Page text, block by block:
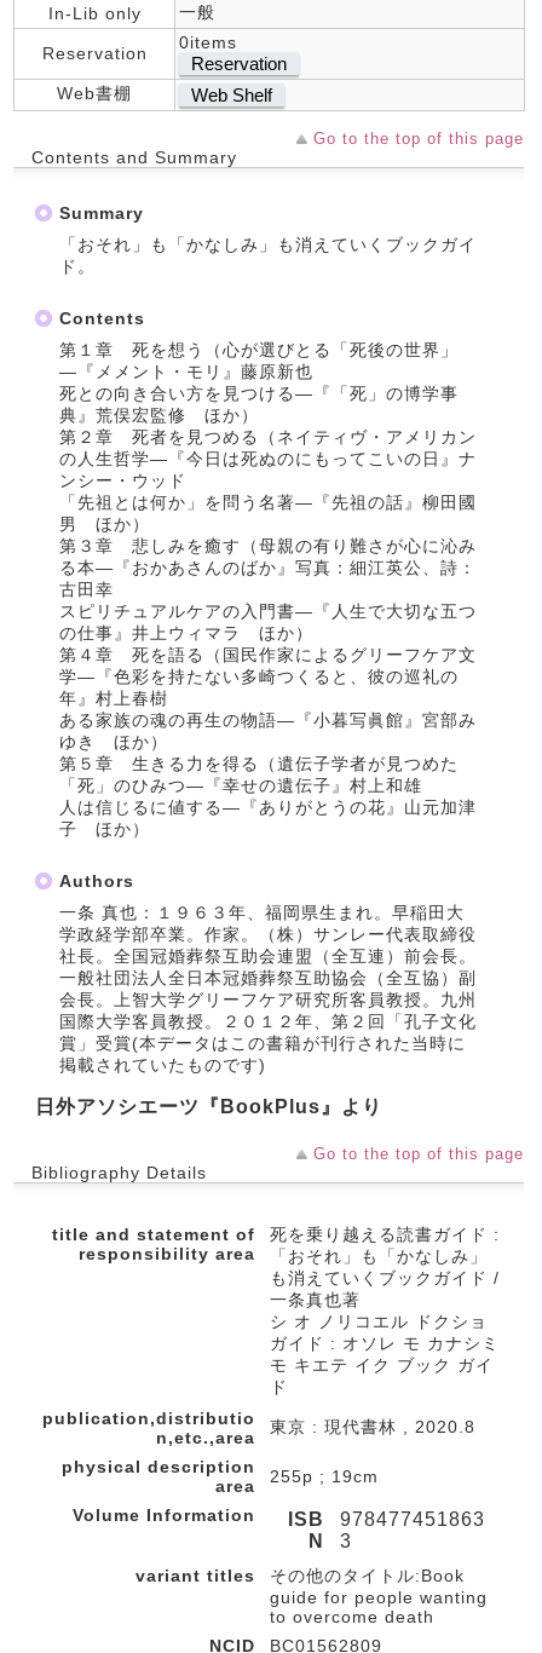
In-Lib only
一般
Reservation
0items
Reservation
Web書棚 Web Shelf
Go to the top of this page
Contents and Summary
Summary
「おそれ」も「かなしみ」も消えていくブックガイ
ド。
Contents
第１章 死を想う（心が選びとる「死後の世界」
―『メメント・モリ』藤原新也
死との向き合い方を見つける―『「死」の博学事
典』荒俣宏監修 ほか）
第２章 死者を見つめる（ネイティヴ・アメリカン
の人生哲学―『今日は死ぬのにもってこいの日』ナ
ンシー・ウッド
「先祖とは何か」を問う名著―『先祖の話』柳田國
男 ほか）
第３章 悲しみを癒す（母親の有り難さが心に沁み
る本―『おかあさんのばか』写真：細江英公、詩：
古田幸
スピリチュアルケアの入門書―『人生で大切な五つ
の仕事』井上ウィマラ ほか）
第４章 死を語る（国民作家によるグリーフケア文
学―『色彩を持たない多崎つくると、彼の巡礼の
年』村上春樹
ある家族の魂の再生の物語―『小暮写眞館』宮部み
ゆき ほか）
第５章 生きる力を得る（遺伝子学者が見つめた
「死」のひみつ―『幸せの遺伝子』村上和雄
人は信じるに値する―『ありがとうの花』山元加津
子 ほか）
Authors
一条 真也：１９６３年、福岡県生まれ。早稲田大
学政経学部卒業。作家。（株）サンレー代表取締役
社長。全国冠婚葬祭互助会連盟（全互連）前会長。
一般社団法人全日本冠婚葬祭互助協会（全互協）副
会長。上智大学グリーフケア研究所客員教授。九州
国際大学客員教授。２０１２年、第２回「孔子文化
賞」受賞(本データはこの書籍が刊行された当時に
掲載されていたものです)
日外アソシエーツ『BookPlus』より
Go to the top of this page
Bibliography Details
title and statement of
responsibility area
死を乗り越える読書ガイド :
「おそれ」も「かなしみ」
も消えていくブックガイド /
一条真也著
シ オ ノリコエル ドクショ
ガイド : オソレ モ カナシミ
モ キエテ イク ブック ガイ
ド
publication,distributio
n,etc.,area
東京 : 現代書林 , 2020.8
physical description
area
255p ; 19cm
Volume Information
ISB
N
978477451863
3
variant titles
その他のタイトル:Book
guide for people wanting
to overcome death
NCID
BC01562809